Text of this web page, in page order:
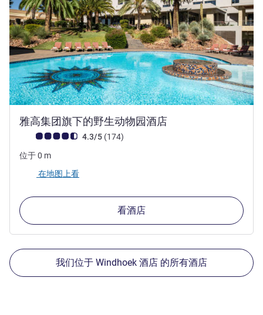
雅高集团旗下的野生动物园酒店
客户意见评级 (ALL 评级)
4.3/5 (174评论
)
位于0 m
在地图上看
看酒店
我们位于 Windhoek 酒店 的所有酒店